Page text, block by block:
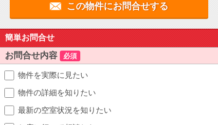
この物件にお問合せする
簡単お問合せ